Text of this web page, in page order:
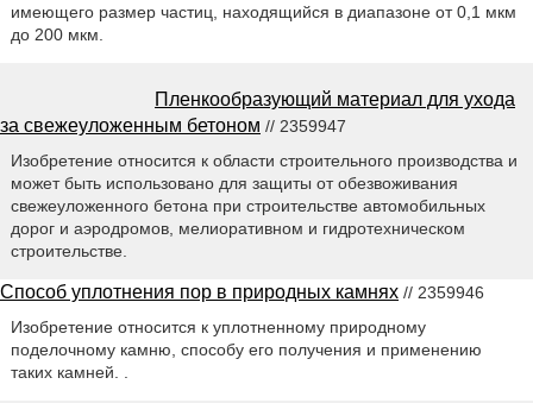
имеющего размер частиц, находящийся в диапазоне от 0,1 мкм
до 200 мкм.
Пленкообразующий материал для ухода
за свежеуложенным бетоном // 2359947
Изобретение относится к области строительного производства и
может быть использовано для защиты от обезвоживания
свежеуложенного бетона при строительстве автомобильных
дорог и аэродромов, мелиоративном и гидротехническом
строительстве.
Способ уплотнения пор в природных камнях // 2359946
Изобретение относится к уплотненному природному
поделочному камню, способу его получения и применению
таких камней. .